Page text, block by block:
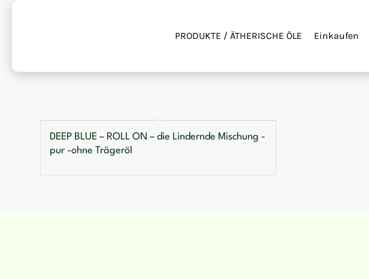
PRODUKTE / ÄTHERISCHE ÖLE Einkaufen
DEEP BLUE – ROLL ON – die Lindernde Mischung -
pur -ohne Trägeröl